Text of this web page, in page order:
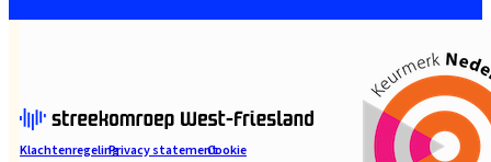
KlachtenregelingPrivacy statementCookie